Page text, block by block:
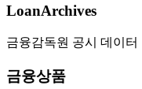
LoanArchives
금융감독원 공시 데이
금융상품